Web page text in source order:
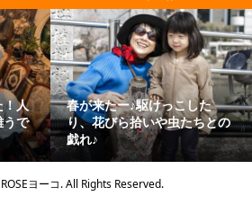
！人
うで
春が来たー♪駆けっこした
り、花びら拾いや虫たちとの
戯れ♪
ヨーコ. All Rights Reserved.